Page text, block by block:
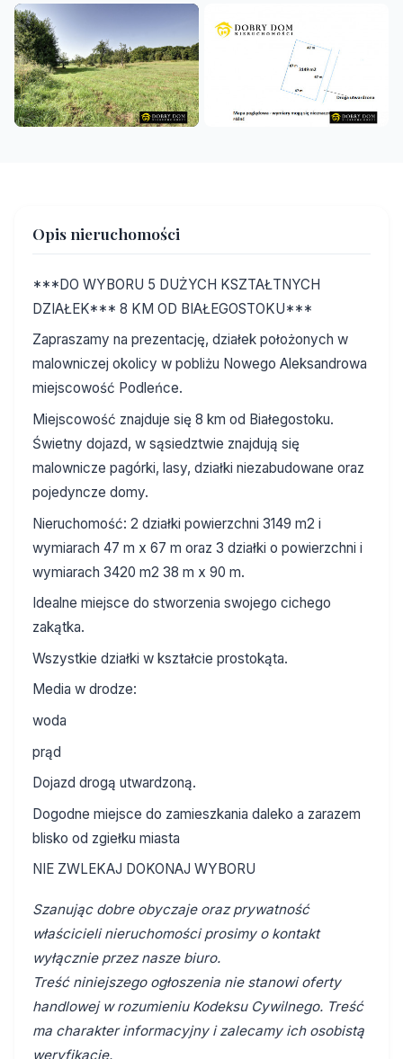
Opis nieruchomości
***DO WYBORU 5 DUŻYCH KSZTAŁTNYCH
DZIAŁEK*** 8 KM OD BIAŁEGOSTOKU***
Zapraszamy na prezentację, działek położonych w
malowniczej okolicy w pobliżu Nowego Aleksandrowa
miejscowość Podleńce.
Miejscowość znajduje się 8 km od Białegostoku.
Świetny dojazd, w sąsiedztwie znajdują się
malownicze pagórki, lasy, działki niezabudowane oraz
pojedyncze domy.
Nieruchomość: 2 działki powierzchni 3149 m2 i
wymiarach 47 m x 67 m oraz 3 działki o powierzchni i
wymiarach 3420 m2 38 m x 90 m.
Idealne miejsce do stworzenia swojego cichego
zakątka.
Wszystkie działki w kształcie prostokąta.
Media w drodze:
woda
prąd
Dojazd drogą utwardzoną.
Dogodne miejsce do zamieszkania daleko a zarazem
blisko od zgiełku miasta
NIE ZWLEKAJ DOKONAJ WYBORU
Szanując dobre obyczaje oraz prywatność
właścicieli nieruchomości prosimy o kontakt
wyłącznie przez nasze biuro.
Treść niniejszego ogłoszenia nie stanowi oferty
handlowej w rozumieniu Kodeksu Cywilnego. Treść
ma charakter informacyjny i zalecamy ich osobistą
weryfikację.